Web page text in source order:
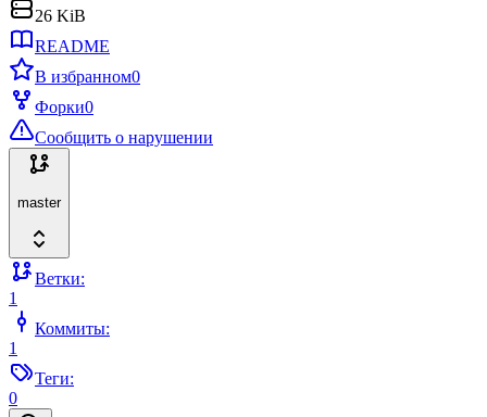
26 KiB
README
В избранном0
Форки0
Сообщить о нарушении
master
Ветки:
1
Коммиты:
1
Теги:
0